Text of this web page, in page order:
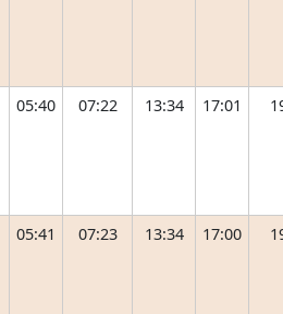
05:40 07:22 13:34 17:01
05:41 07:23 13:34 17:00